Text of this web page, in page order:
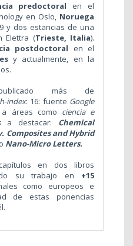
predoctoral en el
en Oslo, Noruega
y dos estancias de una
Elettra (Trieste, Italia).
postdoctoral
en el
y actualmente, en la
más de
h-index: 16: fuente Google
áreas como ciencia e
a destacar: Chemical
Composites and Hybrid
o Nano-Micro Letters.
en dos libros
su trabajo en +15
como europeos e
de estas ponencias